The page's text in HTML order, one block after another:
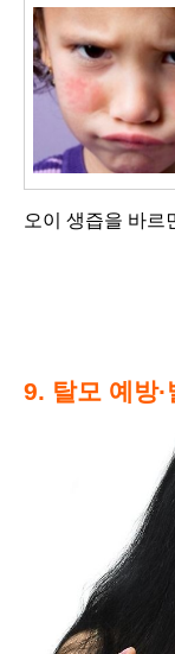
오이 생즙을 바르
9. 탈모 예방·